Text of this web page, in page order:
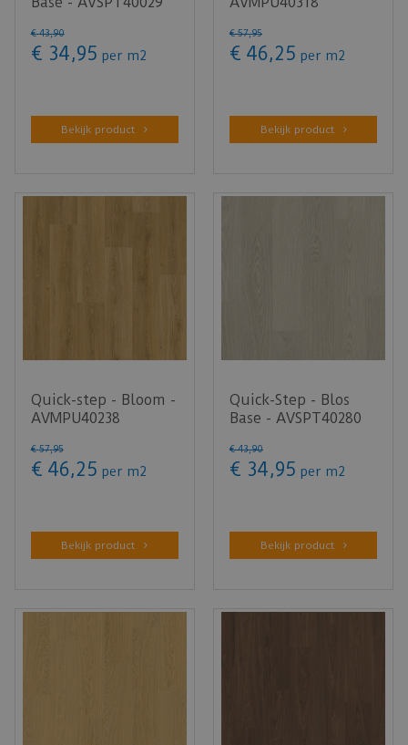
natuur…
€ 43,90
€ 34,95 per m2
Bekijk product
honing (Kli…
€ 57,95
€ 46,25 per m2
Bekijk product
Quick-step - Bloom -
AVMPU40238
eik (Kl…
€ 57,95
€ 46,25 per m2
Bekijk product
Quick-Step - Blos
Base - AVSPT40280
€ 43,90
€ 34,95 per m2
Bekijk product